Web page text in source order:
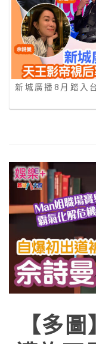
新城廣播8月踏入
【多